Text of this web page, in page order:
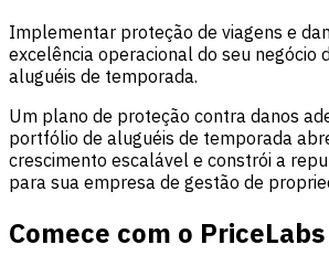
Implementar proteção de viagens e
excelência operacional do seu negócio
aluguéis de temporada.
Um plano de proteção contra danos
portfólio de aluguéis de temporada
crescimento escalável e constrói a
para sua empresa de gestão de
Comece com o